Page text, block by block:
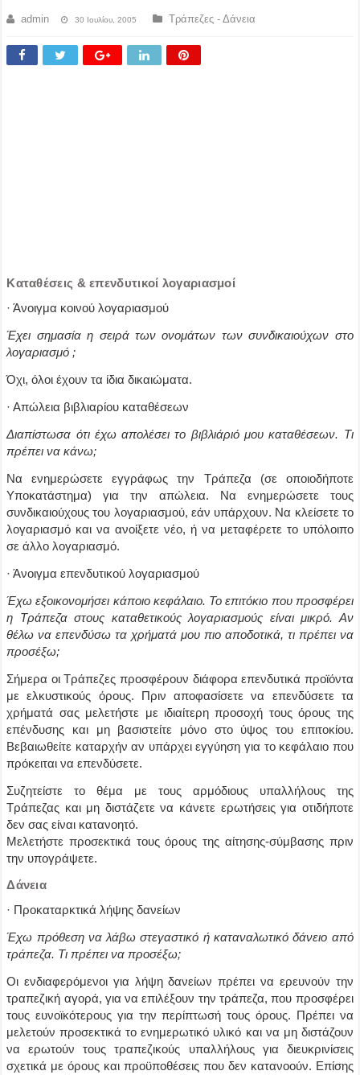
admin 30 Ιουλίου, 2005 Τράπεζες - Δάνεια
Καταθέσεις & επενδυτικοί λογαριασμοί
· Άνοιγμα κοινού λογαριασμού
Έχει σημασία η σειρά των ονομάτων των συνδικαιούχων στο
λογαριασμό ;
Όχι, όλοι έχουν τα ίδια δικαιώματα.
· Απώλεια βιβλιαρίου καταθέσεων
Διαπίστωσα ότι έχω απολέσει το βιβλιάριό μου καταθέσεων. Τι
πρέπει να κάνω;
Να ενημερώσετε εγγράφως την Τράπεζα (σε οποιοδήποτε
Υποκατάστημα) για την απώλεια. Να ενημερώσετε τους
συνδικαιούχους του λογαριασμού, εάν υπάρχουν. Να κλείσετε το
λογαριασμό και να ανοίξετε νέο, ή να μεταφέρετε το υπόλοιπο
σε άλλο λογαριασμό.
· Άνοιγμα επενδυτικού λογαριασμού
Έχω εξοικονομήσει κάποιο κεφάλαιο. Το επιτόκιο που προσφέρει
η Τράπεζα στους καταθετικούς λογαριασμούς είναι μικρό. Αν
θέλω να επενδύσω τα χρήματά μου πιο αποδοτικά, τι πρέπει να
προσέξω;
Σήμερα οι Τράπεζες προσφέρουν διάφορα επενδυτικά προϊόντα
με ελκυστικούς όρους. Πριν αποφασίσετε να επενδύσετε τα
χρήματά σας μελετήστε με ιδιαίτερη προσοχή τους όρους της
επένδυσης και μη βασιστείτε μόνο στο ύψος του επιτοκίου.
Βεβαιωθείτε καταρχήν αν υπάρχει εγγύηση για το κεφάλαιο που
πρόκειται να επενδύσετε.
Συζητείστε το θέμα με τους αρμόδιους υπαλλήλους της
Τράπεζας και μη διστάζετε να κάνετε ερωτήσεις για οτιδήποτε
δεν σας είναι κατανοητό.
Μελετήστε προσεκτικά τους όρους της αίτησης-σύμβασης πριν
την υπογράψετε.
Δάνεια
· Προκαταρκτικά λήψης δανείων
Έχω πρόθεση να λάβω στεγαστικό ή καταναλωτικό δάνειο από
τράπεζα. Τι πρέπει να προσέξω;
Οι ενδιαφερόμενοι για λήψη δανείων πρέπει να ερευνούν την
τραπεζική αγορά, για να επιλέξουν την τράπεζα, που προσφέρει
τους ευνοϊκότερους για την περίπτωσή τους όρους. Πρέπει να
μελετούν προσεκτικά το ενημερωτικό υλικό και να μη διστάζουν
να ερωτούν τους τραπεζικούς υπαλλήλους για διευκρινίσεις
σχετικά με όρους και προϋποθέσεις που δεν κατανοούν. Επίσης